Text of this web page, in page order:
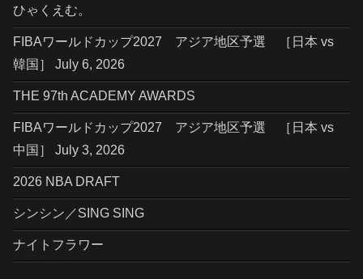
ひゃくえむ。
FIBAワールドカップ2027 アジア地区予選 ［日本 vs
韓国］ July 6, 2026
THE 97th ACADEMY AWARDS
FIBAワールドカップ2027 アジア地区予選 ［日本 vs
中国］ July 3, 2026
2026 NBA DRAFT
シンシン／SING SING
ナイトフラワー